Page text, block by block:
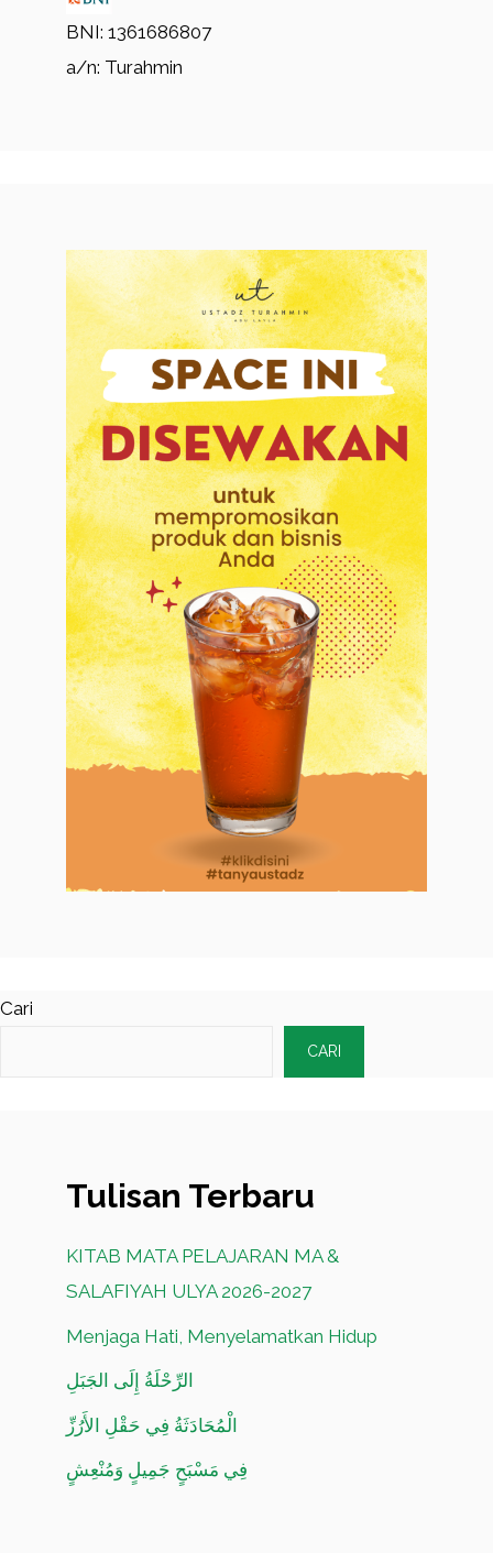
BNI: 1361686807
a/n: Turahmin
Cari
CARI
Tulisan Terbaru
KITAB MATA PELAJARAN MA &
SALAFIYAH ULYA 2026-2027
Menjaga Hati, Menyelamatkan Hidup
الرِّحْلَةُ إِلَى الجَبَلِ
الْمُحَادَثَةُ فِي حَقْلِ الأَرُزِّ
فِي مَسْبَحٍ جَمِيلٍ وَمُنْعِشٍ